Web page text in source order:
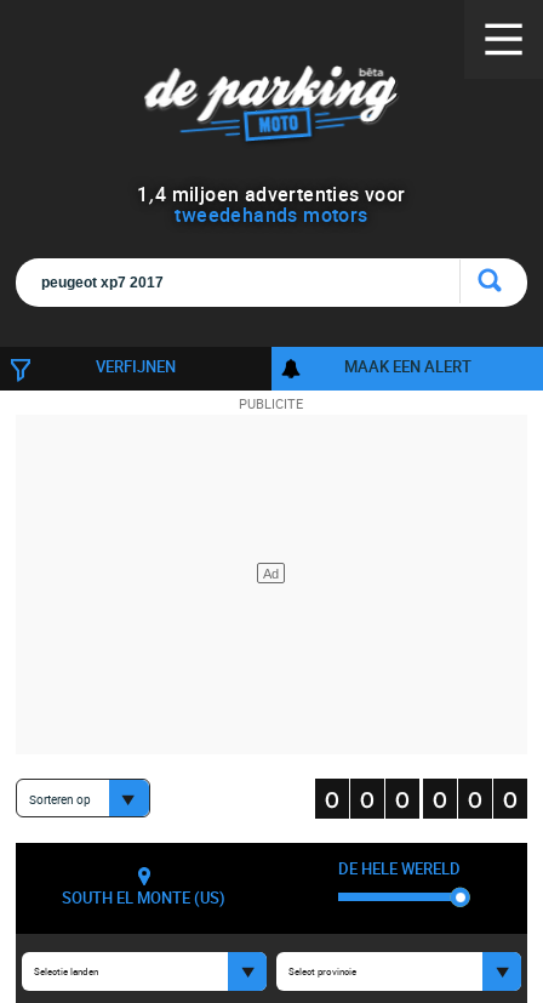
1 ,4 miljoen advertenties voor
tweedehands motors
VERFIJNEN MAAK EEN ALERT
Sorteren op
SOUTH EL MONTE (US)
DE HELE WERELD
Selectie landen Select provincie